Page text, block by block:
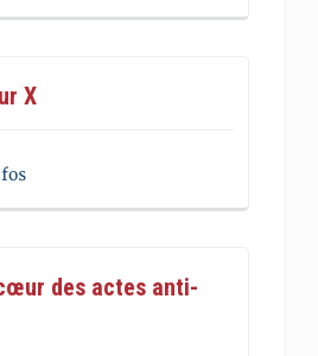
X
des actes anti-